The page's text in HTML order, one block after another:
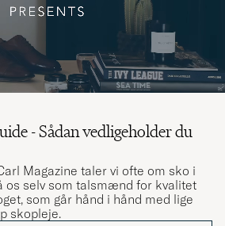
- Sådan vedligeholder du
Magazine taler vi ofte om sko i
os selv som talsmænd for kvalitet
som går hånd i hånd med lige
skopleje.